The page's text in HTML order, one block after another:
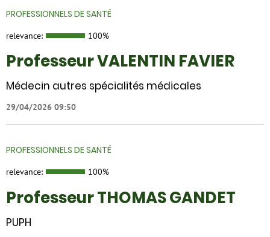
PROFESSIONNELS DE SANTÉ
relevance: 100%
Professeur VALENTIN FAVIER
Médecin autres spécialités médicales
29/04/2026 09:50
PROFESSIONNELS DE SANTÉ
relevance: 100%
Professeur THOMAS GANDET
PUPH